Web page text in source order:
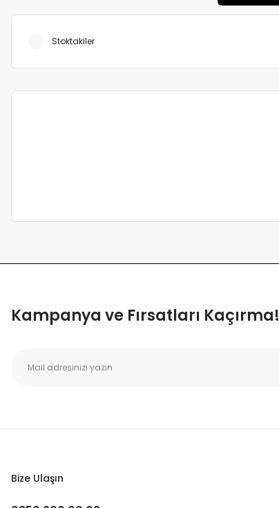
Stoktakiler
Kampanya ve Fırsatları Kaçırma!
Bize Ulaşın